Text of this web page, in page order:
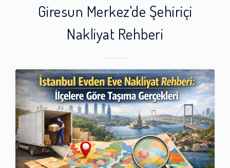
Giresun Merkez'de Şehiriçi
Nakliyat Rehberi